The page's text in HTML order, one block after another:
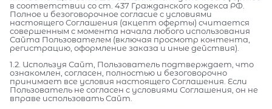
в соответствии со ст. 437 Гражданского кодекса РФ.
Полное и безоговорочное согласие с условиями
настоящего Соглашения (акцепт оферты) считается
совершенным с момента начала любого использования
Сайта Пользователем (включая просмотр контента,
регистрацию, оформление заказа и иные действия).
1.2. Используя Сайт, Пользователь подтверждает, что
ознакомлен, согласен, полностью и безоговорочно
принимает все условия настоящего Соглашения. Если
Пользователь не согласен с условиями Соглашения, он не
вправе использовать Сайт.